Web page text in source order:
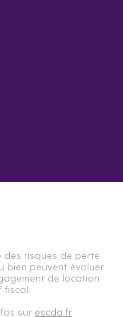
des risques de perte
bien peuvent évoluer
de location
fiscal.
sur escda.fr